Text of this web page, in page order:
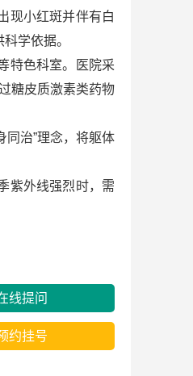
现小红斑并伴有白
学依据。
特色科室。医院采
糖皮质激素类药物
同治”理念，将躯体
紫外线强烈时，需
线提问
约挂号